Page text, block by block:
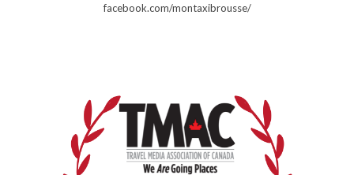
facebook.com/montaxibrousse/